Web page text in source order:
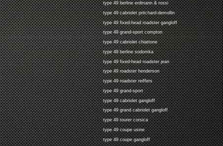
type 49 berline erdmann & rossi
type 49 cabriolet pritchard-demollin
type 49 fixed-head roadster gangloff
type 49 grand-sport compton
type 49 cabriolet chiattone
type 49 berline sodomka
type 49 fixed-head roadster jean
type 49 roadster henderson
type 49 roadster reiffers
type 49 grand-sport
type 49 cabriolet gangloff
type 49 grand cabriolet gangloff
type 49 tourer corsica
type 49 coupe usine
type 49 coupe gangloff